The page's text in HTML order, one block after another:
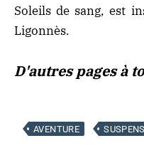
Soleils de sang, est
Ligonnès.
D'autres pages à
AVENTURE